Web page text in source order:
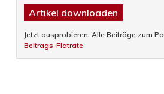
Artikel downloaden
Jetzt ausprobieren: Alle Beiträge zum
Beitrags-Flatrate